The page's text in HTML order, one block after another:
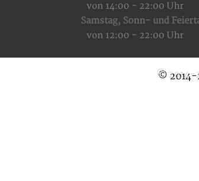
von 14:00 - 22:00 Uhr
Samstag, Sonn- und
von 12:00 - 22:00 Uhr
© 2014-